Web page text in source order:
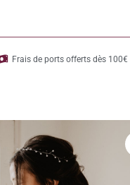
Frais de ports offerts dès